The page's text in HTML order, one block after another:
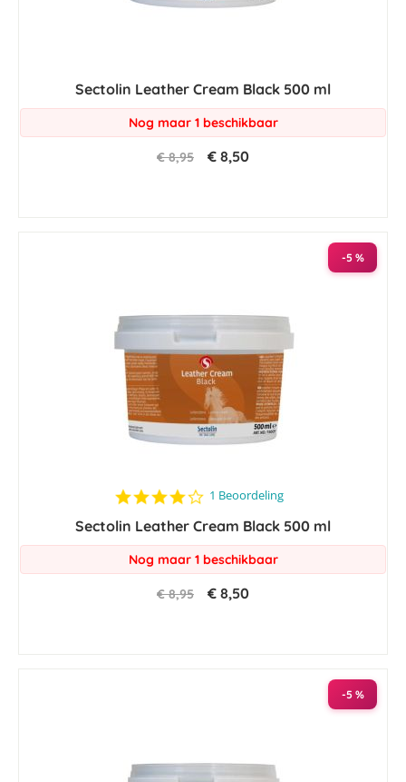
Sectolin Leather Cream Black 500 ml
Nog maar 1 beschikbaar
€ 8,95 € 8,50
-5 %
4.0
rating
1 Beoordeling
Sectolin Leather Cream Black 500 ml
Nog maar 1 beschikbaar
€ 8,95 € 8,50
-5 %